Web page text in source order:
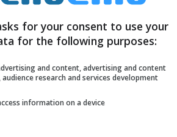
7 esploso all’utente di
cause vi potrebbero essere
for your consent to use your
for the following purposes:
and content, advertising and content
research and services development
information on a device